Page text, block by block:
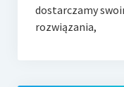
dostarczamy
rozwiązania,